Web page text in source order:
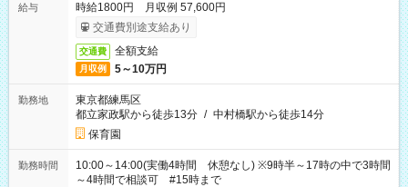
給与
時給1800円 月収例 57,600円
交通費別途支給あり
交通費 全額支給
月収例 5～10万円
勤務地
東京都練馬区
都立家政駅から徒歩13分 / 中村橋駅から徒歩14分
保育園
勤務時間
10:00～14:00(実働4時間 休憩なし) ※9時半～17時の中で3時間
～4時間で相談可 #15時まで